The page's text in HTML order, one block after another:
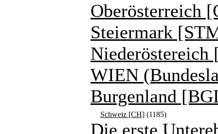
Oberösterreich
Steiermark
Niederöstereich
WIEN
Burgenland
Schweiz [CH] (1185)
Die erste